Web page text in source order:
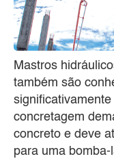
Mastros
também são
concretagem
concreto e deve
para uma bomba-